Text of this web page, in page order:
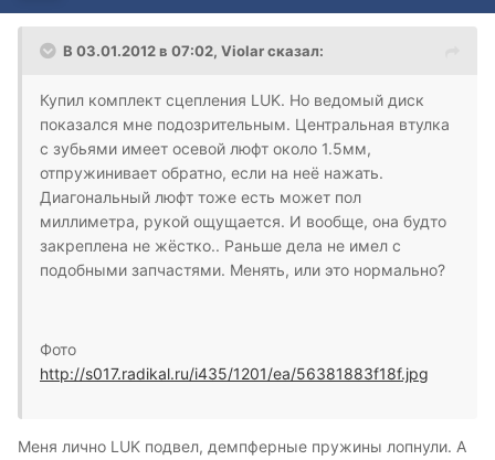
В 03.01.2012 в 07:02, Violar сказал:
Купил комплект сцепления LUK. Но ведомый диск
показался мне подозрительным. Центральная втулка
с зубьями имеет осевой люфт около 1.5мм,
отпружинивает обратно, если на неё нажать.
Диагональный люфт тоже есть может пол
миллиметра, рукой ощущается. И вообще, она будто
закреплена не жёстко.. Раньше дела не имел с
подобными запчастями. Менять, или это нормально?
Фото
http://s017.radikal.ru/i435/1201/ea/56381883f18f.jpg
Меня лично LUK подвел, демпферные пружины лопнули. А